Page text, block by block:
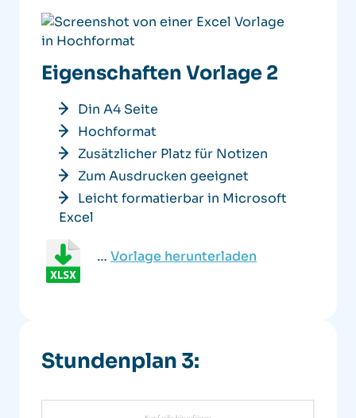
Eigenschaften Vorlage 2
Din A4 Seite
Hochformat
Zusätzlicher Platz für Notizen
Zum Ausdrucken geeignet
Leicht formatierbar in Microsoft
Excel
… Vorlage herunterladen
Stundenplan 3: